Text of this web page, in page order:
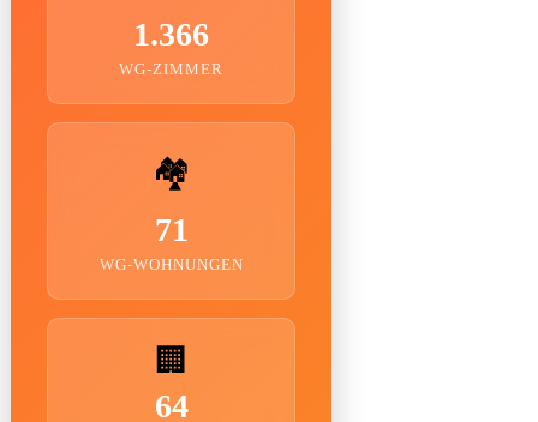
1.366
WG-ZIMMER
🏘️
71
WG-WOHNUNGEN
🏢
64